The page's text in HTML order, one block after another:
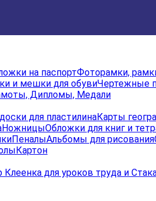
на паспортФоторамки,
и мешки для обувиЧертежные
Дипломы, Медали
для пластилинаКарты
НожницыОбложки для книг и
ПеналыАльбомы для рисования
Картон
Клеенка для уроков труда и